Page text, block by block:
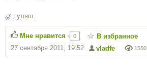
гуляш
1550
vladfe
27 сентября 2011, 19:52
Мне нравится 0 В избранное